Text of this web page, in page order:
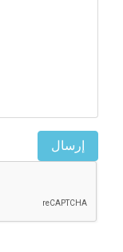
إرسال